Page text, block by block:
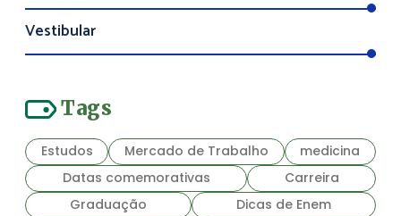
Vestibular
Tags
Estudos Mercado de Trabalho
medicina
Datas comemorativas
Carreira
Graduação
Dicas de Enem